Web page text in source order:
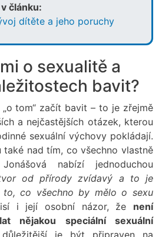
článku:
dítěte a jeho poruchy
o sexualitě a
bavit?
tom“ začít bavit – to je zřejmě
a nejčastějších otázek, kterou
sexuální výchovy pokládají.
také nad tím, co všechno vlastně
nabízí jednoduchou
od přírody zvídavý a to je
co všechno by mělo o sexu
i její osobní názor, že není
nějakou speciální sexuální
důležitější je být připraven na